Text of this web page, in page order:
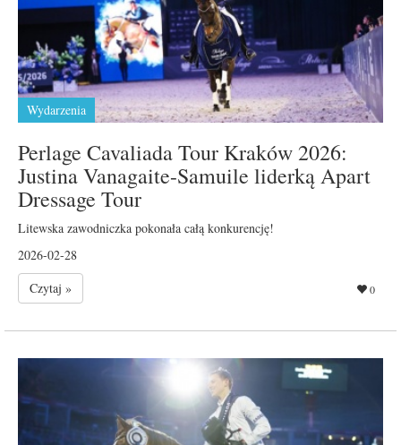
Wydarzenia
Perlage Cavaliada Tour Kraków 2026:
Justina Vanagaite-Samuile liderką Apart
Dressage Tour
Litewska zawodniczka pokonała całą konkurencję!
2026-02-28
Czytaj »
0